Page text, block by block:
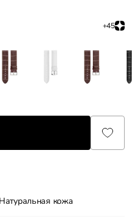
+45
Натуральная кожа